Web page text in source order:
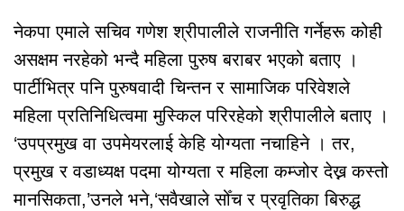
नेकपा एमाले सचिव गणेश श्रीपालीले राजनीति गर्नेहरू कोही
असक्षम नरहेको भन्दै महिला पुरुष बराबर भएको बताए ।
पार्टीभित्र पनि पुरुषवादी चिन्तन र सामाजिक परिवेशले
महिला प्रतिनिधित्वमा मुस्किल परिरहेको श्रीपालीले बताए ।
‘उपप्रमुख वा उपमेयरलाई केहि योग्यता नचाहिने । तर,
प्रमुख र वडाध्यक्ष पदमा योग्यता र महिला कम्जोर देख्न कस्तो
मानसिकता,’उनले भने,‘सवैखाले सोँच र प्रवृतिका बिरुद्ध